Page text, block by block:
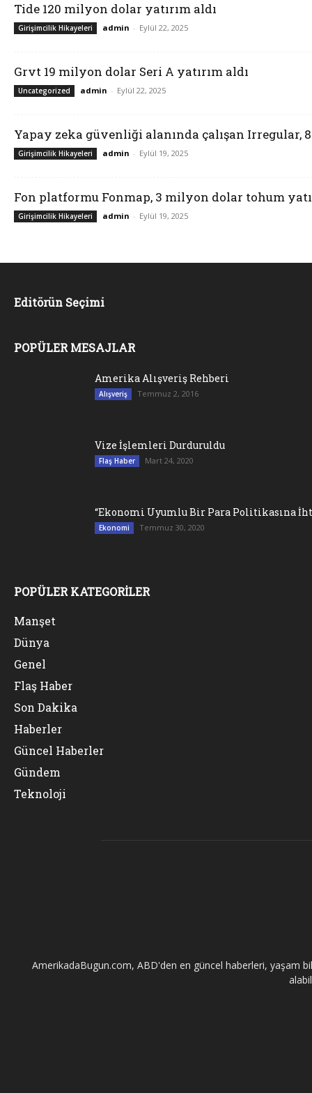
Tide 120 milyon dolar yatırım aldı
Girişimcilik Hikayeleri admin - Eylül 22, 2025
Grvt 19 milyon dolar Seri A yatırım aldı
Uncategorized admin - Eylül 22, 2025
Yapay zeka güvenliği alanında çalışan Irregular,
Girişimcilik Hikayeleri admin - Eylül 19, 2025
Fon platformu Fonmap, 3 milyon dolar tohum
Girişimcilik Hikayeleri admin - Eylül 19, 2025
Editörün Seçimi
POPÜLER MESAJLAR
Amerika Alışveriş Rehberi
Alışveriş Temmuz 2, 2016
Vize İşlemleri Durduruldu
Flaş Haber Mart 24, 2020
“Ekonomi Uyumlu Bir Para Politikasına
Ekonomi Temmuz 30, 2020
POPÜLER KATEGORİLER
Manşet
Dünya
Genel
Flaş Haber
Son Dakika
Haberler
Güncel Haberler
Gündem
Teknoloji
AmerikadaBugun.com, ABD'den en güncel haberleri, yaşam